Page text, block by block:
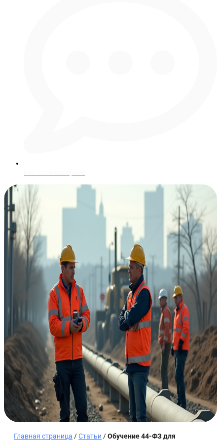
Главная страница /Статьи /Обучение 44-ФЗ для